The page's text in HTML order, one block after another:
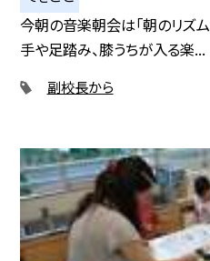
今朝の音楽朝会は「朝のリズ
手や足踏み、膝うちが入る楽...
副校長から